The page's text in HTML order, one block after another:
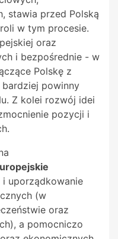
stawia przed Polską
w tym procesie.
oraz
i bezpośrednie - w
Polskę z
powinny
Z kolei rozwój idei
pozycji i
uporządkowanie
(w
oraz
a pomocniczo